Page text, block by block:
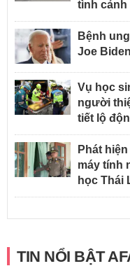
tình cảnh
Bệnh
Joe
Vụ học
người
tiết lộ
Phát
máy tính
học Thái
TIN NỔI BẬT